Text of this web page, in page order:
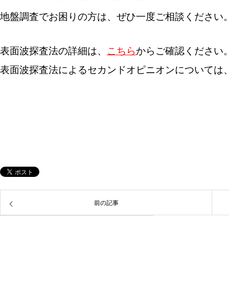
地盤調査でお困りの方は、ぜひ一度ご相談ください
表面波探査法の詳細は、 こちらからご確認ください
表面波探査法によるセカンドオピニオンについては
前の記事